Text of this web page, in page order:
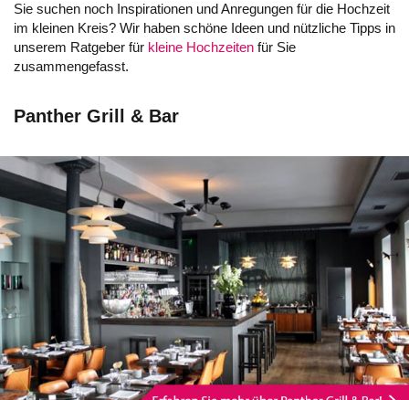
Sie suchen noch Inspirationen und Anregungen für die Hochzeit
im kleinen Kreis? Wir haben schöne Ideen und nützliche Tipps in
unserem Ratgeber für kleine Hochzeiten für Sie
zusammengefasst.
Panther Grill & Bar